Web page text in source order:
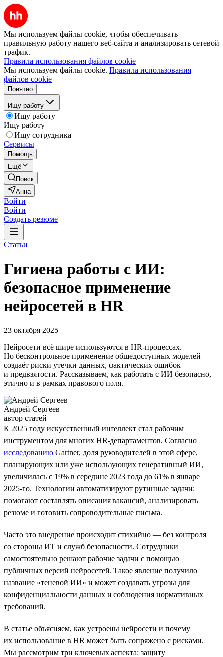
Мы используем файлы cookie, чтобы обеспечивать
правильную работу нашего веб-сайта и анализировать сетевой
трафик.
Правила использования файлов cookie
Мы используем файлы cookie. Правила использования
файлов cookie
Понятно
Ищу работу
Ищу работу
Ищу работу
Ищу сотрудника
Сервисы
Помощь
Ещё
Поиск
Анна
Войти
Войти
Создать резюме
Статьи
Гигиена работы с ИИ:
безопасное применение
нейросетей в HR
23 октября 2025
Нейросети всё шире используются в HR-процессах.
Но бесконтрольное применение общедоступных моделей
создаёт риски утечки данных, фактических ошибок
и предвзятости. Рассказываем, как работать с ИИ безопасно,
этично и в рамках правового поля.
Андрей Сергеев
автор статей
К 2025 году искусственный интеллект стал рабочим
инструментом для многих HR-департаментов. Согласно
исследованию Gartner, доля руководителей в этой сфере,
планирующих или уже использующих генеративный ИИ,
увеличилась с 19% в середине 2023 года до 61% в январе
2025-го. Технологии автоматизируют рутинные задачи:
помогают составлять описания вакансий, анализировать
резюме и готовить сопроводительные письма.
Часто это внедрение происходит стихийно — без контроля
со стороны ИТ и служб безопасности. Сотрудники
самостоятельно решают рабочие задачи с помощью
публичных версий нейросетей. Такое явление получило
название «теневой ИИ» и может создавать угрозы для
конфиденциальности данных и соблюдения нормативных
требований.
В статье объясняем, как устроены нейросети и почему
их использование в HR может быть сопряжено с рисками.
Мы рассмотрим три ключевых аспекта: защиту